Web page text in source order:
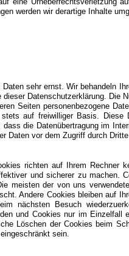
werden wir derartige Inhalte
sehr ernst. Wir behandeln
Datenschutzerklärung. Die
Seiten personenbezogene
auf freiwilliger Basis. Diese
die Datenübertragung im
Daten vor dem Zugriff durch
richten auf Ihrem Rechner
und sicherer zu machen.
meisten der von uns
Andere Cookies bleiben auf
nächsten Besuch
und Cookies nur im Einzelfall
Löschen der Cookies beim
sein.